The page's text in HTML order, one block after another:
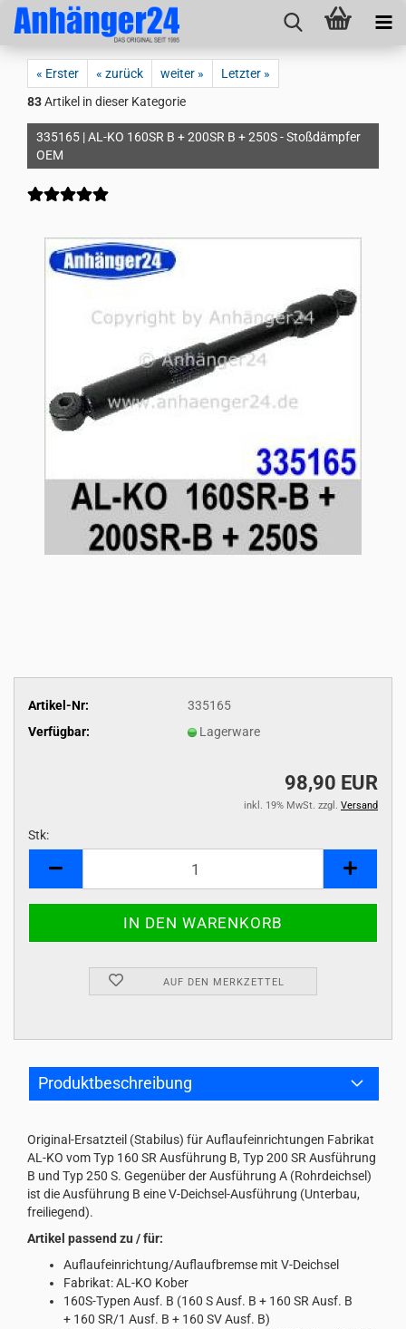
« Erster « zurück weiter »
Letzter »
83Artikel in dieser Kategorie
335165 | AL-KO 160SR B + 200SR B + 250S - Stoßdämpfer
OEM
Artikel-Nr:
335165
Verfügbar:
Lagerware
98,90 EUR
inkl. 19% MwSt. zzgl. Versand
Stk:
AUF DEN MERKZETTEL
Produktbeschreibung
Original-Ersatzteil (Stabilus) für Auflaufeinrichtungen Fabrikat
AL-KO vom Typ 160 SR Ausführung B, Typ 200 SR Ausführung
B und Typ 250 S. Gegenüber der Ausführung A (Rohrdeichsel)
ist die Ausführung B eine V-Deichsel-Ausführung (Unterbau,
freiliegend).
Artikel passend zu / für:
Auflaufeinrichtung/Auflaufbremse mit V-Deichsel
Fabrikat: AL-KO Kober
160S-Typen Ausf. B (160 S Ausf. B + 160 SR Ausf. B
+ 160 SR/1 Ausf. B + 160 SV Ausf. B)